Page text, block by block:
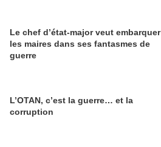
Le chef d’état-major veut embarquer
les maires dans ses fantasmes de
guerre
L’OTAN, c’est la guerre… et la
corruption